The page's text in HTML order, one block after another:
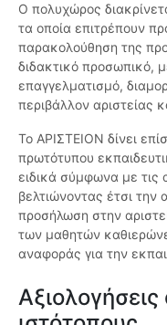
Ο πολυχώρος
τα οποία επιτρέπουν
παρακολούθηση της
διδακτικό προσωπικό,
επαγγελματισμό,
περιβάλλον αριστείας
Το ΑΡΙΣΤΕΙΟΝ δίνει
πρωτότυπου
ειδικά σύμφωνα με
βελτιώνοντας έτσι
προσήλωση στην
των μαθητών
αναφοράς για την